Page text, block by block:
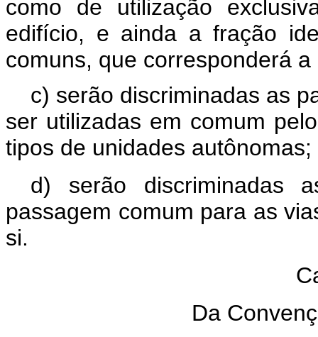
como de utilização
edifício, e ainda a fração
comuns, que corresponderá
c) serão discriminadas as
ser utilizadas em comum
tipos de unidades autônomas;
d) serão discriminadas
passagem comum para as
si.
Da